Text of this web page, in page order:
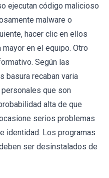
ejecutan código malicioso
malware o
hacer clic en ellos
en el equipo. Otro
Según las
basura recaban varia
que son
alta de que
serios problemas
identidad. Los programas
ser desinstalados de